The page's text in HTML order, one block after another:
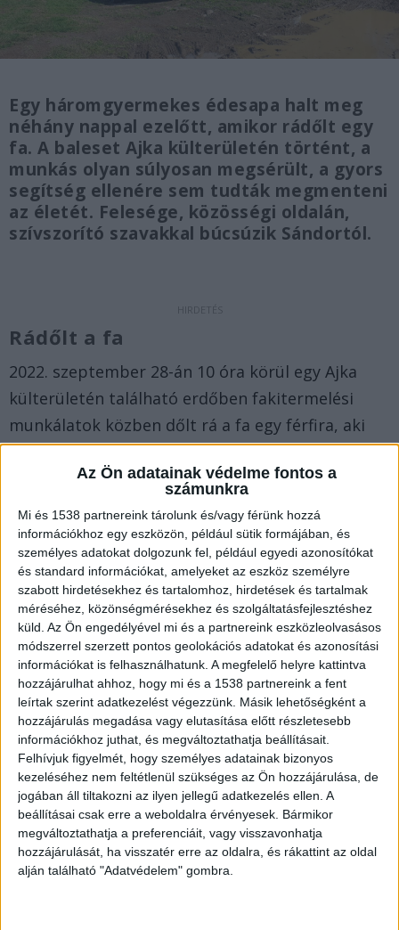
Az Ön adatainak védelme fontos a
számunkra
Mi és 1538 partnereink tárolunk és/vagy férünk hozzá
információkhoz egy eszközön, például sütik formájában, és
személyes adatokat dolgozunk fel, például egyedi azonosítókat
és standard információkat, amelyeket az eszköz személyre
szabott hirdetésekhez és tartalomhoz, hirdetések és tartalmak
méréséhez, közönségmérésekhez és szolgáltatásfejlesztéshez
küld. Az Ön engedélyével mi és a partnereink eszközleolvasásos
módszerrel szerzett pontos geolokációs adatokat és azonosítási
információkat is felhasználhatunk. A megfelelő helyre kattintva
hozzájárulhat ahhoz, hogy mi és a 1538 partnereink a fent
leírtak szerint adatkezelést végezzünk. Másik lehetőségként a
hozzájárulás megadása vagy elutasítása előtt részletesebb
információkhoz juthat, és megváltoztathatja beállításait.
Felhívjuk figyelmét, hogy személyes adatainak bizonyos
kezeléséhez nem feltétlenül szükséges az Ön hozzájárulása, de
jogában áll tiltakozni az ilyen jellegű adatkezelés ellen. A
beállításai csak erre a weboldalra érvényesek. Bármikor
megváltoztathatja a preferenciáit, vagy visszavonhatja
hozzájárulását, ha visszatér erre az oldalra, és rákattint az oldal
alján található "Adatvédelem" gombra.
Egy háromgyermekes édesapa halt meg
néhány nappal ezelőtt, amikor rádőlt egy
fa. A baleset Ajka külterületén történt, a
munkás olyan súlyosan megsérült, a gyors
segítség ellenére sem tudták megmenteni
az életét. Felesége, közösségi oldalán,
szívszorító szavakkal búcsúzik Sándortól.
Rádőlt a fa
2022. szeptember 28-án 10 óra körül egy Ajka
külterületén található erdőben fakitermelési
munkálatok közben dőlt rá a fa egy férfira, aki
ennek következtében olyan súlyos sérüléseket
szenvedett, hogy a helyszínen életét vesztette
írja a Kékvillogó.hu
Nyomozás folyik
Az haláleset körülményeit a Veszprém Megyei
Rendőr-főkapitányság vizsgálja, az ügyben halált
okozó, foglalkozás körében elkövetett gondatlan
veszélyeztetés vétség elkövetése miatt folyik
nyomozás – közölte a baleset után a rendőrség.
Nem tudták megmenteni
Úgy tudjuk, a férfi éppen egy erdős részen
végzett fakitermelési munkálatokat, amikor egy
közel 15 méter magas fa rádőlt. A munkatársai
rögtön kiszabadították a férfit a hatalmas fa alól,